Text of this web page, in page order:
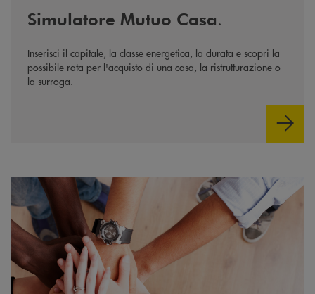
Simulatore Mutuo Casa.
Inserisci il capitale, la classe energetica, la durata e scopri la
possibile rata per l'acquisto di una casa, la ristrutturazione o
la surroga.
Diventa socio